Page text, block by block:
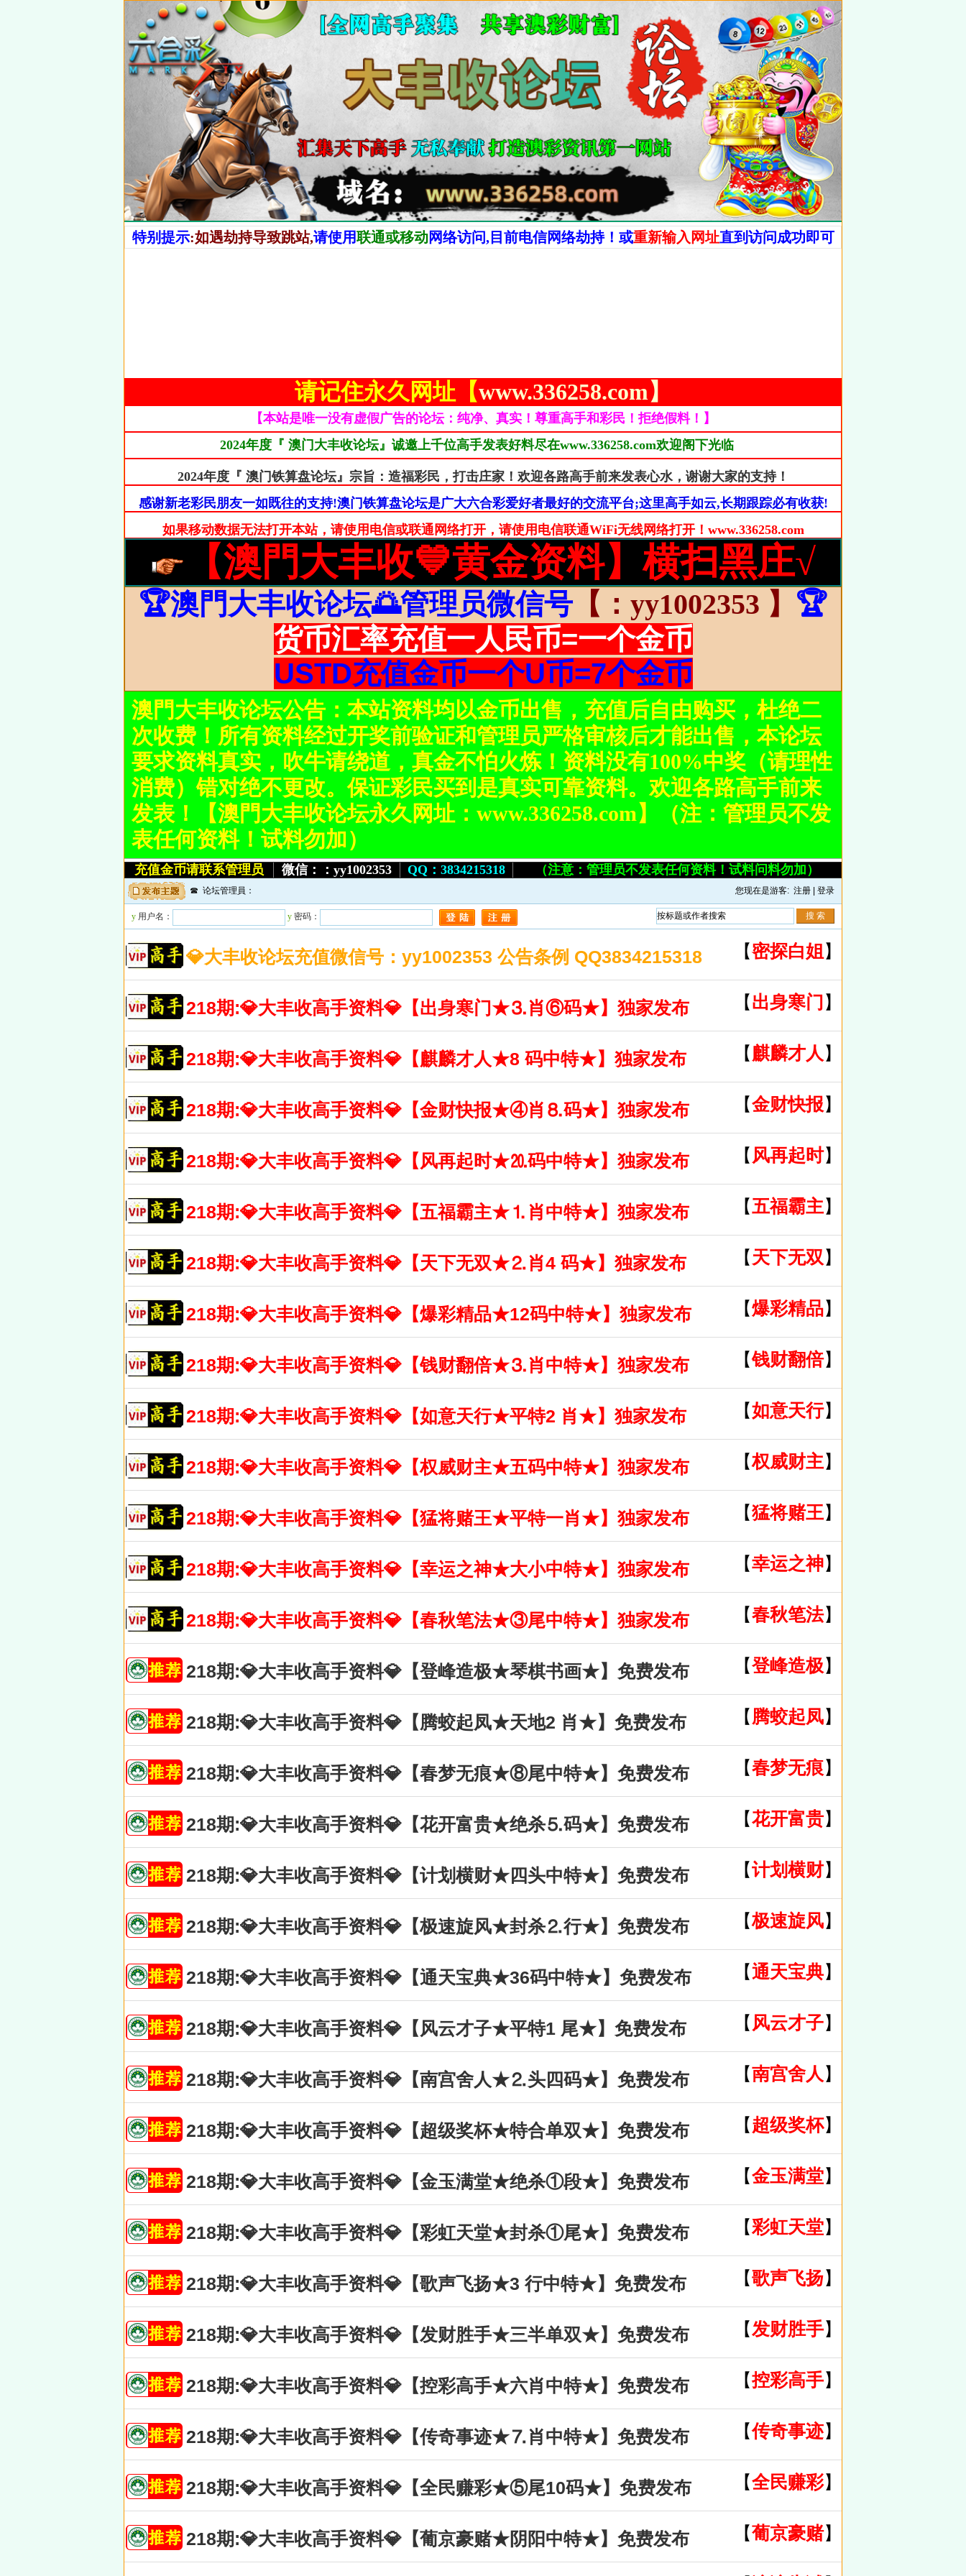
特别提示:如遇劫持导致跳站,请使用联通或移动网络访问,目前电信网络劫持！或重新输入网址直到访问成功即可
请记住永久网址【www.336258.com】
【本站是唯一没有虚假广告的论坛：纯净、真实！尊重高手和彩民！拒绝假料！】
2024年度『 澳门大丰收论坛』诚邀上千位高手发表好料尽在www.336258.com欢迎阁下光临
2024年度『 澳门铁算盘论坛』宗旨：造福彩民，打击庄家！欢迎各路高手前来发表心水，谢谢大家的支持！
感谢新老彩民朋友一如既往的支持!澳门铁算盘论坛是广大六合彩爱好者最好的交流平台;这里高手如云,长期跟踪必有收获!
如果移动数据无法打开本站，请使用电信或联通网络打开，请使用电信联通WiFi无线网络打开！www.336258.com
【澳門大丰收💙黄金资料】横扫黑庄√
🏆澳門大丰收论坛🌅管理员微信号 【：yy1002353 】 🏆
货币汇率充值一人民币=一个金币
USTD充值金币一个U币=7个金币
澳門大丰收论坛公告：本站资料均以金币出售，充值后自由购买，杜绝二
次收费！所有资料经过开奖前验证和管理员严格审核后才能出售，本论坛
要求资料真实，吹牛请绕道，真金不怕火炼！资料没有100%中奖（请理性
消费）错对绝不更改。保证彩民买到是真实可靠资料。欢迎各路高手前来
发表！【澳門大丰收论坛永久网址：www.336258.com】（注：管理员不发
表任何资料！试料勿加）
充值金币请联系管理员 微信：：yy1002353 QQ： 3834215318 （注意：管理员不发表任何资料！试料问料勿加）
☎ 论坛管理員： 您现在是游客: 注册 | 登录
y 用户名： y 密码：
💎大丰收论坛充值微信号：yy1002353 公告条例 QQ3834215318 【密探白姐】
218期:💎大丰收高手资料💎【出身寒门★⒊肖⑥码★】独家发布 【出身寒门】
218期:💎大丰收高手资料💎【麒麟才人★8 码中特★】独家发布 【麒麟才人 】
218期:💎大丰收高手资料💎【金财快报★④肖⒏码★】独家发布 【金财快报】
218期:💎大丰收高手资料💎【风再起时★⒛码中特★】独家发布 【 风再起时】
218期:💎大丰收高手资料💎【五福霸主★⒈肖中特★】独家发布 【五福霸主】
218期:💎大丰收高手资料💎【天下无双★⒉肖4 码★】独家发布 【天下无双】
218期:💎大丰收高手资料💎【爆彩精品★12码中特★】独家发布 【爆彩精品】
218期:💎大丰收高手资料💎【钱财翻倍★⒊肖中特★】独家发布 【钱财翻倍】
218期:💎大丰收高手资料💎【如意天行★平特2 肖★】独家发布 【如意天行】
218期:💎大丰收高手资料💎【权威财主★五码中特★】独家发布 【权威财主】
218期:💎大丰收高手资料💎【猛将赌王★平特一肖★】独家发布 【猛将赌王】
218期:💎大丰收高手资料💎【幸运之神★大小中特★】独家发布 【幸运之神】
218期:💎大丰收高手资料💎【春秋笔法★③尾中特★】独家发布 【春秋笔法】
218期:💎大丰收高手资料💎【登峰造极★琴棋书画★】免费发布 【登峰造极】
218期:💎大丰收高手资料💎【腾蛟起凤★天地2 肖★】免费发布 【腾蛟起凤】
218期:💎大丰收高手资料💎【春梦无痕★⑧尾中特★】免费发布 【春梦无痕】
218期:💎大丰收高手资料💎【花开富贵★绝杀⒌码★】免费发布 【花开富贵】
218期:💎大丰收高手资料💎【计划横财★四头中特★】免费发布 【计划横财】
218期:💎大丰收高手资料💎【极速旋风★封杀⒉行★】免费发布 【极速旋风】
218期:💎大丰收高手资料💎【通天宝典★36码中特★】免费发布 【通天宝典】
218期:💎大丰收高手资料💎【风云才子★平特1 尾★】免费发布 【 风云才子】
218期:💎大丰收高手资料💎【南宫舍人★⒉头四码★】免费发布 【南宫舍人 】
218期:💎大丰收高手资料💎【超级奖杯★特合单双★】免费发布 【超级奖杯】
218期:💎大丰收高手资料💎【金玉满堂★绝杀①段★】免费发布 【金玉满堂】
218期:💎大丰收高手资料💎【彩虹天堂★封杀①尾★】免费发布 【彩虹天堂】
218期:💎大丰收高手资料💎【歌声飞扬★3 行中特★】免费发布 【歌声飞扬】
218期:💎大丰收高手资料💎【发财胜手★三半单双★】免费发布 【发财胜手】
218期:💎大丰收高手资料💎【控彩高手★六肖中特★】免费发布 【控彩高手】
218期:💎大丰收高手资料💎【传奇事迹★⒎肖中特★】免费发布 【传奇事迹】
218期:💎大丰收高手资料💎【全民赚彩★⑤尾10码★】免费发布 【全民赚彩】
218期:💎大丰收高手资料💎【葡京豪赌★阴阳中特★】免费发布 【葡京豪赌】